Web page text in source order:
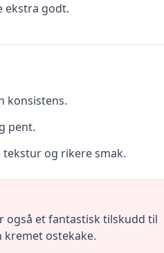
ekstra godt.
konsistens.
pent.
og rikere smak.
også et fantastisk tilskudd til
kremet ostekake.